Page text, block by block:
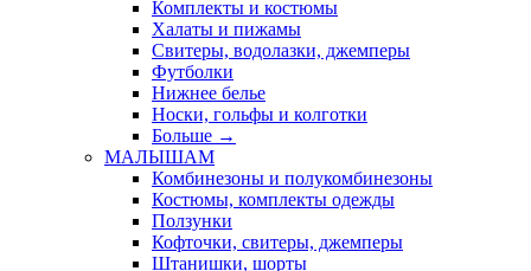
Комплекты и костюмы
Халаты и пижамы
Свитеры, водолазки, джемперы
Футболки
Нижнее белье
Носки, гольфы и колготки
Больше →
МАЛЫШАМ
Комбинезоны и полукомбинезоны
Костюмы, комплекты одежды
Ползунки
Кофточки, свитеры, джемперы
Штанишки, шорты